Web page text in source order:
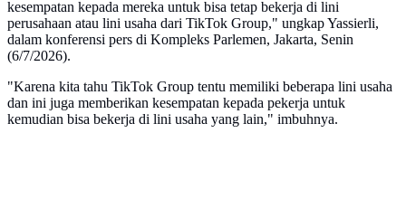
kesempatan kepada mereka untuk bisa tetap bekerja di lini
perusahaan atau lini usaha dari TikTok Group," ungkap Yassierli,
dalam konferensi pers di Kompleks Parlemen, Jakarta, Senin
(6/7/2026).
"Karena kita tahu TikTok Group tentu memiliki beberapa lini usaha
dan ini juga memberikan kesempatan kepada pekerja untuk
kemudian bisa bekerja di lini usaha yang lain," imbuhnya.